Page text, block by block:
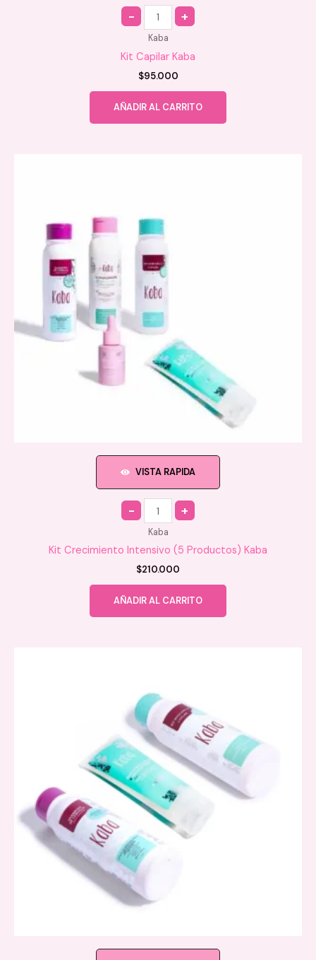
Quantity
Kaba
Kit Capilar Kaba
$95.000
AÑADIR AL CARRITO
VISTA RAPIDA
Quantity
Kaba
Kit Crecimiento Intensivo (5 Productos) Kaba
$210.000
AÑADIR AL CARRITO